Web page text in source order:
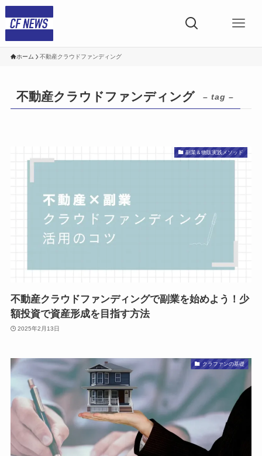
ホーム 不動産クラウドファンディング
不動産クラウドファンディング – tag –
副業＆物販実践メソッド
不動産クラウドファンディングで副業を始めよう！少
額投資で資産形成を目指す方法
2025年2月13日
クラファンの基礎